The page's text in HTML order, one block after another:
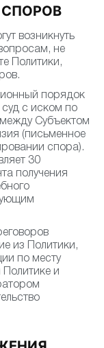
возникнуть
не
Политики,
порядок
с иском по
Субъектом
(письменное
спора).
30 (тридцать)
претензии,
не
РФ.
из Политики,
по месту
и